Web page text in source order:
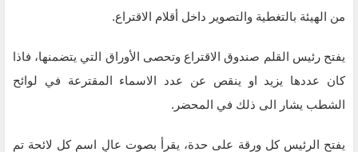
من الهيئة بالتغطية والتصوير داخل أقلام الاقتراع.
يفتح رئيس القلم صندوق الاقتراع وتحصى الأوراق التي يتضمنها، فاذا
كان عددها يزيد او ينقص عن عدد الاسماء المقترعة في لوائح
الشطب يشار الى ذلك في المحضر.
يفتح الرئيس كل ورقة على حدة، يقرأ بصوت عالٍ اسم كل لائحة تم